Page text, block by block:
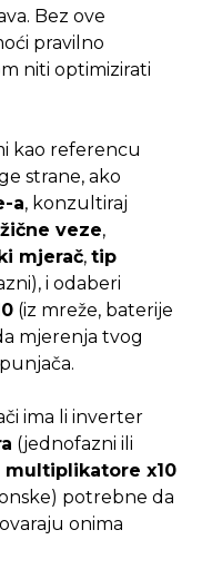
Bez ove
pravilno
niti optimizirati
kao referencu
strane, ako
a, konzultiraj
veze,
mjerač, tip
i odaberi
(iz mreže, baterije
mjerenja tvog
ima li inverter
(jednofazni ili
multiplikatore x10
potrebne da
onima